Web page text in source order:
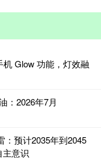
Glow 功能，灯效融
：2026年7月
：预计2035年到2045
意识